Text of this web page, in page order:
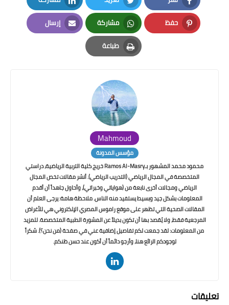
Facebook
Twitter
LinkedIn
حفظ
Pinterest
مشاركة
Whatsapp
إرسال
Email
طباعة
Print
Mahmoud
مؤسس المدونة
محمود محمد المشهور بـRamos Al-Masry خريج كلية التربية الرياضية، دراستي
المتخصصة في المجال الرياضي (التدريب الرياضي). أنشر مقالات تخص المجال
الرياضي ومجالات أخرى نابعة من (هواياتي وخبراتي)، وأحاول جاهداً أن أقدم
المعلومات بشكل جيد وبسيط يستفيد منه الناس. ملاحظة هامة: يرجى العلم أن
المقالات الصحية التي تظهر على موقع راموس المصري الإلكتروني هي للأغراض
المرجعية فقط، ولا يُقصد بها أن تكون بديلاً عن المشورة الطبية المتخصصة. للمزيد
من المعلومات: لقد جمعت لكم تفاصيل إضافية عني في صفحة (من نحن؟). شكراً
لوجودكم الرائع هنا، وأرجو دائماً أن أكون عند حسن ظنكم.
تعليقات